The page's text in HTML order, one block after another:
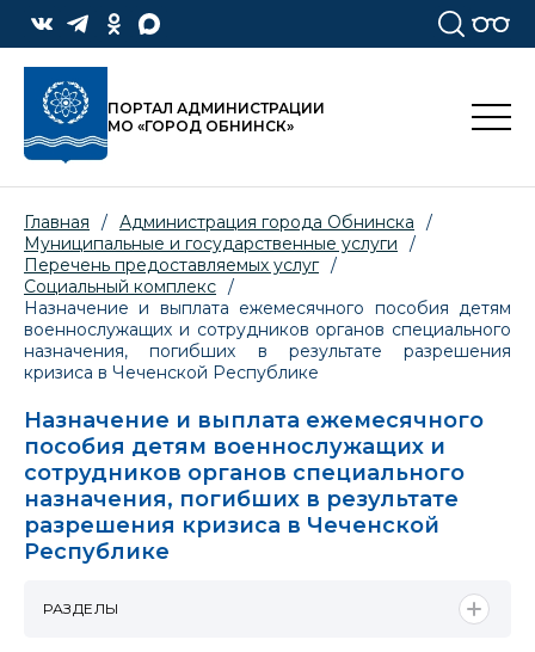
ПОРТАЛ АДМИНИСТРАЦИИ
МО «ГОРОД ОБНИНСК»
Главная / Администрация города Обнинска
/
Муниципальные и государственные услуги
/
Перечень предоставляемых услуг /
Социальный комплекс /
Назначение и выплата ежемесячного пособия детям
военнослужащих и сотрудников органов специального
назначения, погибших в результате разрешения
кризиса в Чеченской Республике
Назначение и выплата ежемесячного
пособия детям военнослужащих и
сотрудников органов специального
назначения, погибших в результате
разрешения кризиса в Чеченской
Республике
РАЗДЕЛЫ